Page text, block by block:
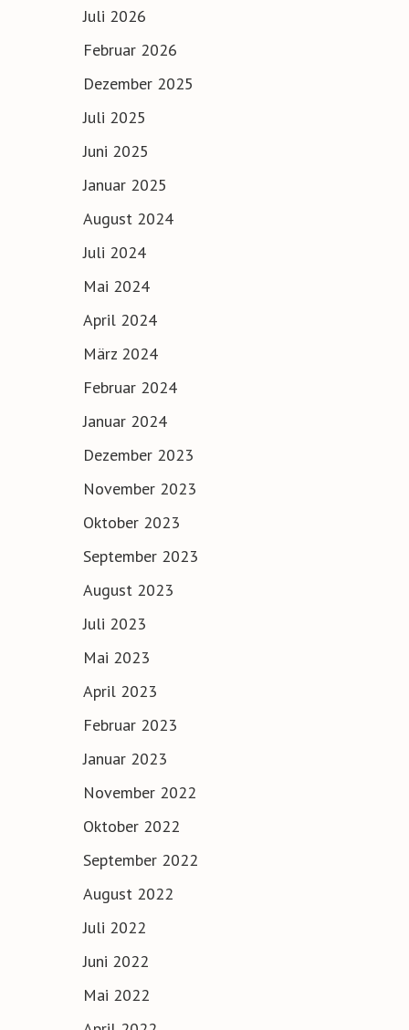
Juli 2026
Februar 2026
Dezember 2025
Juli 2025
Juni 2025
Januar 2025
August 2024
Juli 2024
Mai 2024
April 2024
März 2024
Februar 2024
Januar 2024
Dezember 2023
November 2023
Oktober 2023
September 2023
August 2023
Juli 2023
Mai 2023
April 2023
Februar 2023
Januar 2023
November 2022
Oktober 2022
September 2022
August 2022
Juli 2022
Juni 2022
Mai 2022